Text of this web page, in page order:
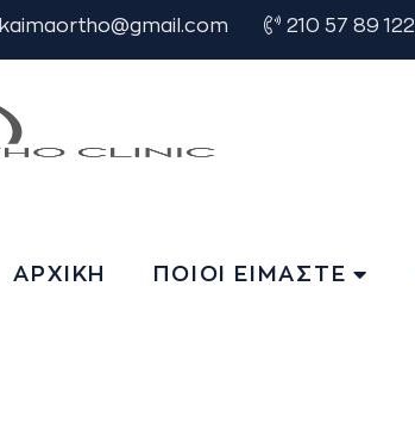
kaimaortho@gmail.com 210 57 89 122
ΑΡΧΙΚΗ ΠΟΙΟΙ ΕΙΜΑΣΤΕ